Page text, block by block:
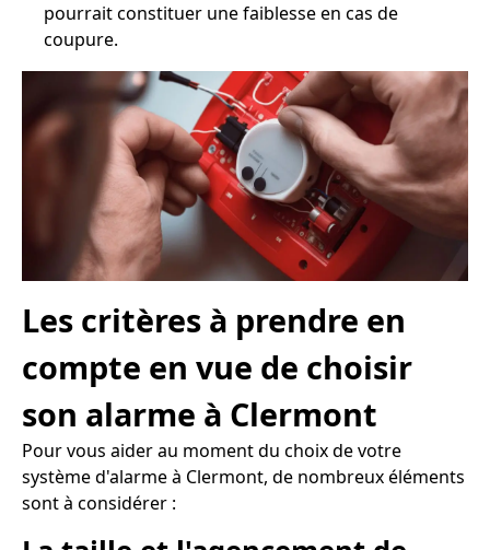
pourrait constituer une faiblesse en cas de
coupure.
Les critères à prendre en
compte en vue de choisir
son alarme à Clermont
Pour vous aider au moment du choix de votre
système d'alarme à Clermont, de nombreux éléments
sont à considérer :